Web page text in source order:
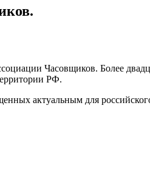
Часовщиков. Более
РФ.
актуальным для